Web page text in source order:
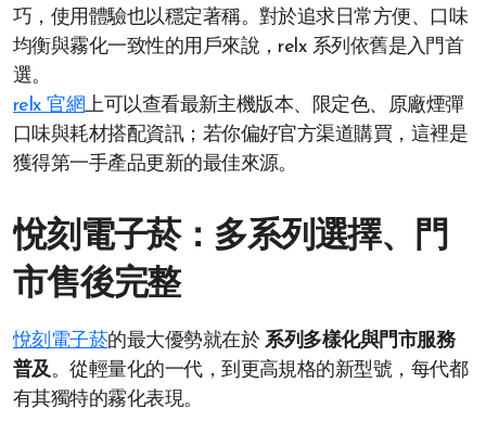
巧，使用體驗也以穩定著稱。對於追求日常方便、口味
均衡與霧化一致性的用戶來說，relx 系列依舊是入門首
選。
relx 官網上可以查看最新主機版本、限定色、原廠煙彈
口味與耗材搭配資訊；若你偏好官方渠道購買，這裡是
獲得第一手產品更新的最佳來源。
悅刻電子菸：多系列選擇、門
市售後完整
悅刻電子菸的最大優勢就在於系列多樣化與門市服務
普及。從輕量化的一代，到更高規格的新型號，每代都
有其獨特的霧化表現。